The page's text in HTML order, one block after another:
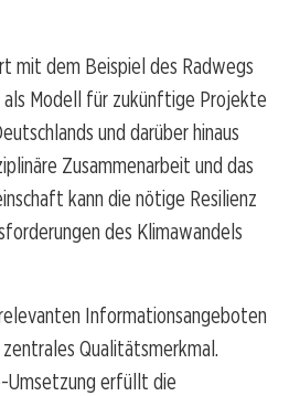
mit dem Beispiel des Radwegs
als Modell für zukünftige Projekte
und darüber hinaus
Zusammenarbeit und das
kann die nötige Resilienz
des Klimawandels
Informationsangeboten
Qualitätsmerkmal.
Umsetzung erfüllt die